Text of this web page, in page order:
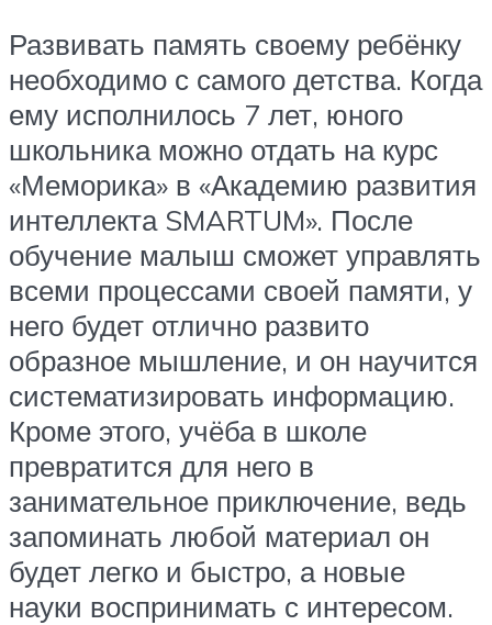
Развивать память своему ребёнку
необходимо с самого детства. Когда
ему исполнилось 7 лет, юного
школьника можно отдать на курс
«Меморика» в «Академию развития
интеллекта SMARTUM». После
обучение малыш сможет управлять
всеми процессами своей памяти, у
него будет отлично развито
образное мышление, и он научится
систематизировать информацию.
Кроме этого, учёба в школе
превратится для него в
занимательное приключение, ведь
запоминать любой материал он
будет легко и быстро, а новые
науки воспринимать с интересом.